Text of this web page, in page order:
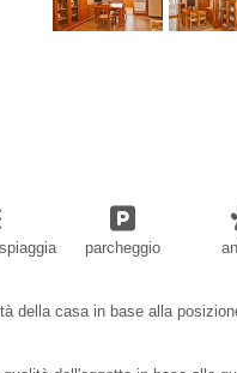
parcheggio
della casa in base alla